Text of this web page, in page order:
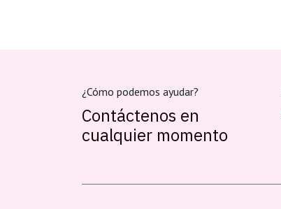
¿Cómo podemos ayudar?
Contáctenos en
cualquier momento